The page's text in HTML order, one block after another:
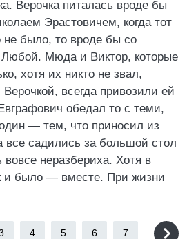
Верочка питалась вроде бы
Эрастовичем, когда тот
не было, то вроде бы со
Любой. Мюда и Виктор, которые
хотя их никто не звал,
всегда привозили ей
обедал то с теми,
— тем, что приносил из
все садились за большой стол
неразбериха. Хотя в
и было — вместе. При жизни
4 5 6 7